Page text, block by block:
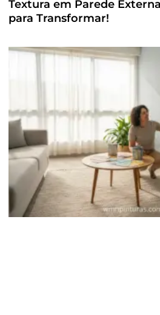
Textura em Parede
para Transformar!